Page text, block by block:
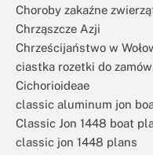
Choroby zakaźne
Chrząszcze Azji
Chrześcijaństwo w
ciastka rozetki do
Cichorioideae
classic aluminum jon
Classic Jon 1448 boat
classic jon 1448 plans